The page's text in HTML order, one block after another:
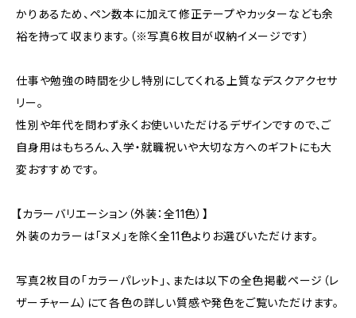
かりあるため、ペン数本に加えて修正テープやカッターなども余
裕を持って収まります。（※写真6枚目が収納イメージです）
仕事や勉強の時間を少し特別にしてくれる上質なデスクアクセサ
リー。
性別や年代を問わず永くお使いいただけるデザインですので、ご
自身用はもちろん、入学・就職祝いや大切な方へのギフトにも大
変おすすめです。
【カラーバリエーション（外装：全11色）】
外装のカラーは「ヌメ」を除く全11色よりお選びいただけます。
写真2枚目の「カラーパレット」、または以下の全色掲載ページ（レ
ザーチャーム）にて各色の詳しい質感や発色をご覧いただけます。